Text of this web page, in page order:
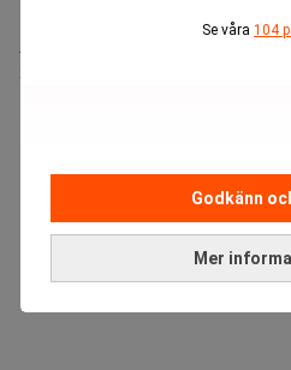
Se våra 104
Mer
Godkänn
Medarbetare inom Intern
Sista ansökningsdag: